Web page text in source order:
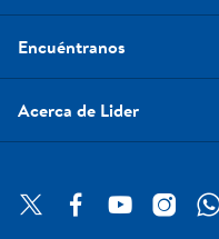
Encuéntranos
Acerca de Lider